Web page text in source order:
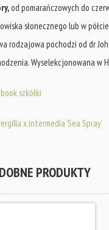
od pomarańczowych do
słonecznego lub w
rodzajowa pochodzi od dr
Wyselekcjonowana w
szkółki
x intermedia ‘Sea Spray’
PRODUKTY